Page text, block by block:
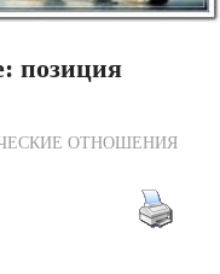
позиция
ОТНОШЕНИЯ